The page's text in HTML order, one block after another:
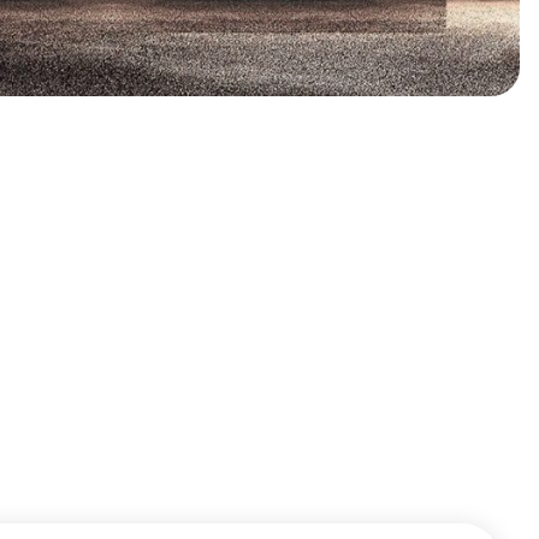
مناسب برای طیف گسترده‌ای از کاربران
تردمیل باشگاهی به‌گونه‌ای طراحی شده که افراد با وزن،
باشگاه‌ها تبدیل شود و تقریباً در تمامی مجموعه‌های ورزشی